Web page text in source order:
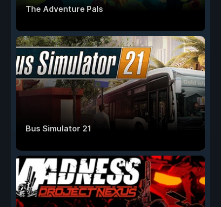
The Adventure Pals
Bus Simulator 21